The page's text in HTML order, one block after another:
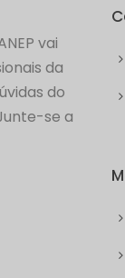
vai
da
do
se a